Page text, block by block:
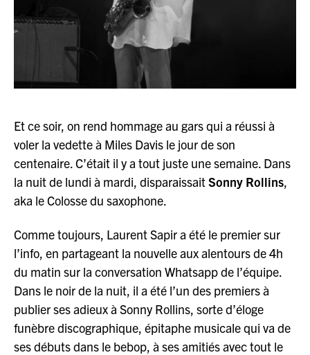
Et ce soir, on rend hommage au gars qui a réussi à
voler la vedette à Miles Davis le jour de son
centenaire. C’était il y a tout juste une semaine. Dans
la nuit de lundi à mardi, disparaissaitSonny Rollins,
aka le Colosse du saxophone.
Comme toujours, Laurent Sapir a été le premier sur
l’info, en partageant la nouvelle aux alentours de 4h
du matin sur la conversation Whatsapp de l’équipe.
Dans le noir de la nuit, il a été l’un des premiers à
publier ses adieux à Sonny Rollins, sorte d’éloge
funèbre discographique, épitaphe musicale qui va de
ses débuts dans le bebop, à ses amitiés avec tout le